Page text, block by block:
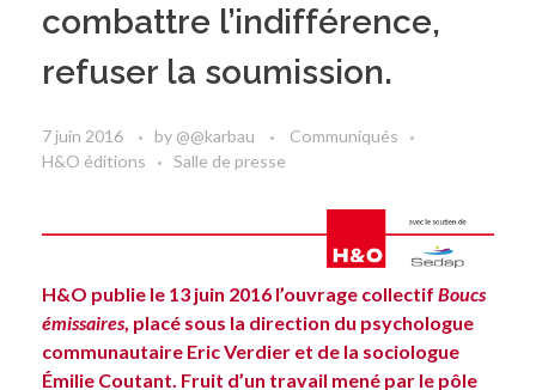
combattre l’indifférence,
refuser la soumission.
7 juin 2016 by @@karbau
Communiqués
H&O éditions
Salle de presse
H&O publie le 13 juin 2016 l’ouvrage collectif Boucs
émissaires, placé sous la direction du psychologue
communautaire Eric Verdier et de la sociologue
Émilie Coutant. Fruit d’un travail mené par le pôle